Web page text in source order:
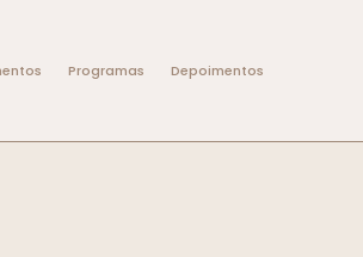
Programas Depoimentos